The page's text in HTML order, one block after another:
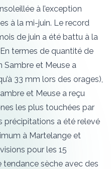
à l’exception
à la mi-juin. Le record
de juin a été battu à la
termes de quantité de
Sambre et Meuse a
33 mm lors des orages),
et Meuse a reçu
les plus touchées par
précipitations a été relevé
à Martelange et
pour les 15
tendance sèche avec des